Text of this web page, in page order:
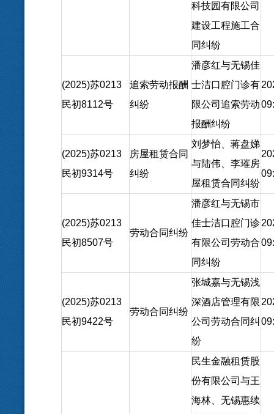
科技园有限公司
建设工程施工合
同纠纷
(2025)苏0213
民初8112号
追索劳动报酬
纠纷
潘彦红与无锡佳
士洁口腔门诊有
限公司追索劳动
报酬纠纷
(2025)苏0213
民初9314号
房屋租赁合同
纠纷
刘梦怡、蒋盘娣
与陆伟、李璀房
屋租赁合同纠纷
(2025)苏0213
民初8507号
劳动合同纠纷
潘彦红与无锡市
佳士洁口腔门诊
有限公司劳动合
同纠纷
(2025)苏0213
民初9422号
劳动合同纠纷
张城嘉与无锡浅
深酒店管理有限
公司劳动合同纠
纷
民生金融租赁股
份有限公司与王
海林、无锡惠续